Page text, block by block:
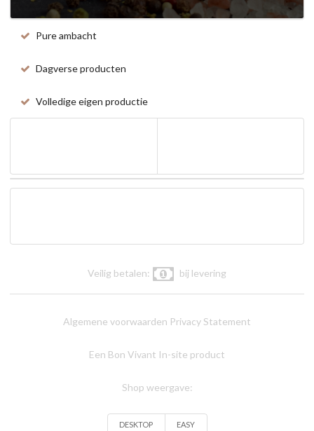
Pure ambacht
Dagverse producten
Volledige eigen productie
Veilig betalen: bij levering
Algemene voorwaarden Privacy Statement
Een Bon Vivant In-site product
Shop weergave:
DESKTOP EASY